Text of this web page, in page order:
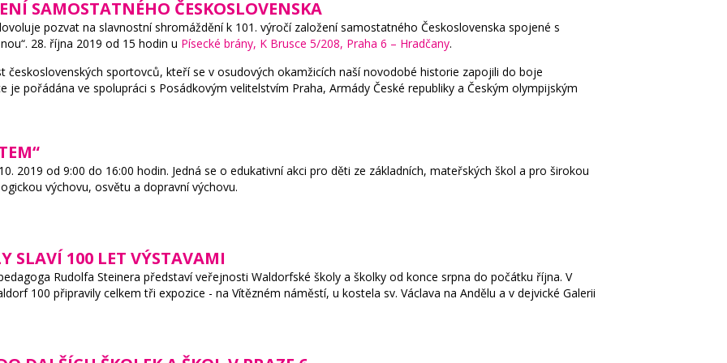
SAMOSTATNÉHO ČESKOSLOVENSKA
pozvat na slavnostní shromáždění k 101. výročí založení samostatného Československa spojené s
28. října 2019 od 15 hodin u Písecké brány, K Brusce 5/208, Praha 6 – Hradčany.
československých sportovců, kteří se v osudových okamžicích naší novodobé historie zapojili do boje
je pořádána ve spolupráci s Posádkovým velitelstvím Praha, Armády České republiky a Českým olympijským
2019 od 9:00 do 16:00 hodin. Jedná se o edukativní akci pro děti ze základních, mateřských škol a pro širokou
výchovu, osvětu a dopravní výchovu.
SLAVÍ 100 LET VÝSTAVAMI
Rudolfa Steinera představí veřejnosti Waldorfské školy a školky od konce srpna do počátku října. V
100 připravily celkem tři expozice - na Vítězném náměstí, u kostela sv. Václava na Andělu a v dejvické Galerii